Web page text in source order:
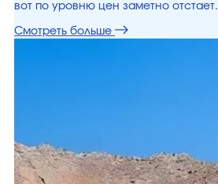
вот по уровню цен заметно отстает.
Смотреть больше